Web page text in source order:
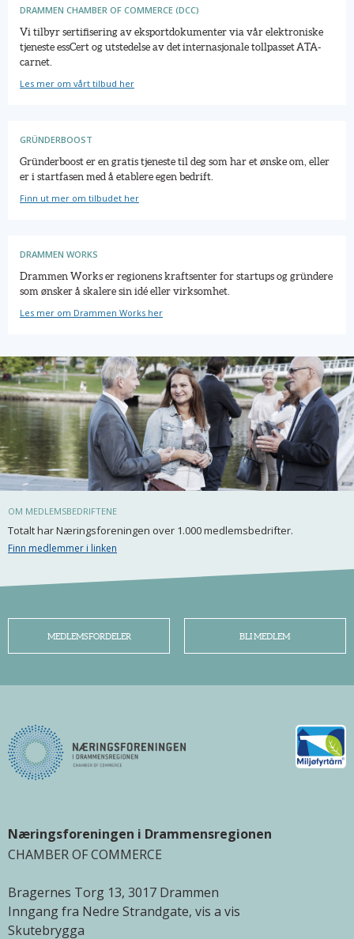
DRAMMEN CHAMBER OF COMMERCE (DCC)
Vi tilbyr sertifisering av eksportdokumenter via vår elektroniske
tjeneste essCert og utstedelse av det internasjonale tollpasset ATA-
carnet.
Les mer om vårt tilbud her
GRÜNDERBOOST
Gründerboost er en gratis tjeneste til deg som har et ønske om, eller
er i startfasen med å etablere egen bedrift.
Finn ut mer om tilbudet her
DRAMMEN WORKS
Drammen Works er regionens kraftsenter for startups og gründere
som ønsker å skalere sin idé eller virksomhet.
Les mer om Drammen Works her
OM MEDLEMSBEDRIFTENE
Totalt har Næringsforeningen over 1.000 medlemsbedrifter.
Finn medlemmer i linken
MEDLEMSFORDELER BLI MEDLEM
Næringsforeningen i Drammensregionen
CHAMBER OF COMMERCE
Bragernes Torg 13, 3017 Drammen
Inngang fra Nedre Strandgate, vis a vis
Skutebrygga